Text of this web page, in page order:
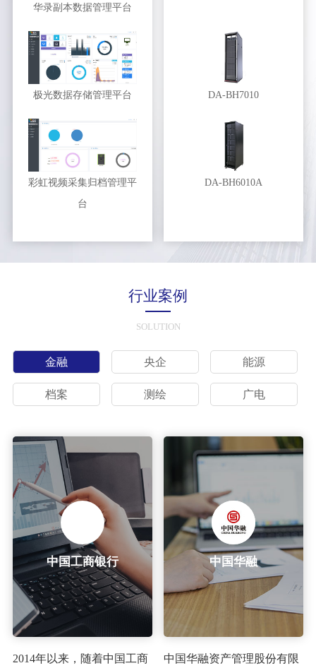
华录副本数据管理平台
极光数据存储管理平台
彩虹视频采集归档管理平
台
DA-BH7010
DA-BH6010A
行业案例
SOLUTION
金融 央企 能源
档案 测绘 广电
中国工商银行
2014年以来，随着中国工商
中国华融
中国华融资产管理股份有限